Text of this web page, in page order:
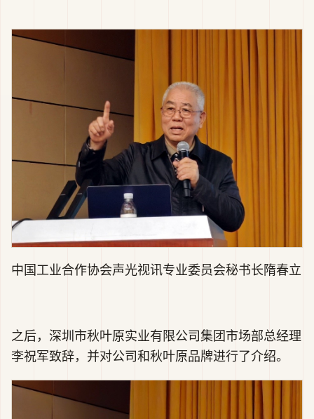
中国工业合作协会声光视讯专业委员会秘书长隋春立
之后，深圳市秋叶原实业有限公司集团市场部总经理
李祝军致辞，并对公司和秋叶原品牌进行了介绍。